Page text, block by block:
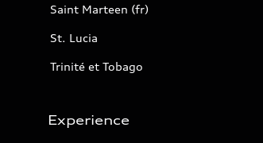
Saint Marteen (fr)
St. Lucia
Trinité et Tobago
Experience